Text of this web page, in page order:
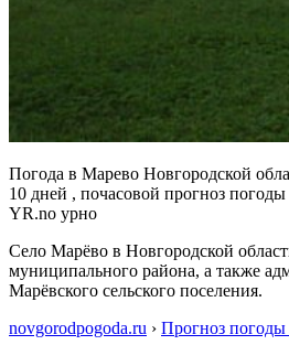
Погода в Марево Новгородской
10 дней , почасовой прогноз
YR.no урно
Село Марёво в Новгородской
муниципального района, а также
Марёвского сельского поселения.
novgorodpogoda.ru › Прогноз